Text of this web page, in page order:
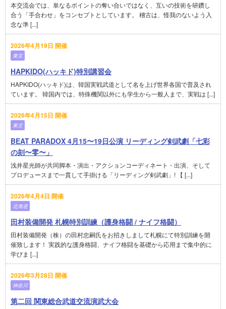
本交流会では、単なるポイントの奪い合いではなく、互いの技術を研鑽し
合う「手合わせ」をコンセプトとしています。 稽古は、怪我のないよう入
念な準 [...]
2026年4月19日 開催
東京
HAPKIDO(ハッキド)特別講習会
HAPKIDO(ハッキド)は、韓国実戦武道として名を上げ世界各国で普及され
ています。 韓国内では、特殊機関以外にも学生から一般人まで、実戦は [...]
2026年4月15日 開催
東京
BEAT PARADOX 4月15〜19日公演 リーディング剣武劇「七彩
の刻〜零〜」
浅井星光師が共同脚本・演出・アクションコーディネート・出演、そして
プロデュースまで一貫して手掛ける「リーディング剣武劇」! 【 [...]
2026年4月4日 開催
北海道
田村装備開発 札幌特別訓練（護身格闘 / ナイフ格闘）
田村装備開発（株）の田村忠嗣氏をお招きしまして札幌にて特別訓練を開
催致します！ 実践的な護身格闘、ナイフ格闘を基礎から応用まで集中的に
学びま [...]
2026年3月28日 開催
神奈川
第二回 関東総合武道交流演武大会